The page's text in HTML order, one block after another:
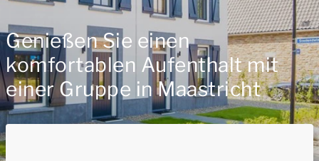
Genießen Sie einen
komfortablen Aufenthalt mit
einer Gruppe in Maastricht